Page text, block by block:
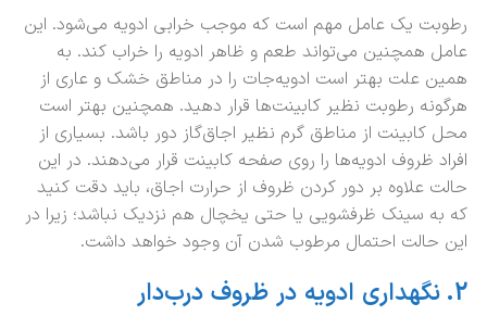
رطوبت یک عامل مهم‌ است که موجب خرابی ادویه می‌شود. این
عامل همچنین می‌تواند طعم و ظاهر ادویه را خراب کند. به
همین علت بهتر است ادویه‌جات را در مناطق خشک و عاری از
هرگونه رطوبت نظیر کابینت‌ها قرار دهید. همچنین بهتر است
محل کابینت از مناطق گرم نظیر اجاق‌گاز دور باشد. بسیاری از
افراد ظروف ادویه‌ها را روی صفحه کابینت قرار می‌دهند. در این
حالت علاوه بر دور کردن ظروف از حرارت اجاق، باید دقت کنید
که به سینک ظرفشویی یا حتی یخچال هم نزدیک نباشد؛ زیرا در
این حالت احتمال مرطوب شدن آن وجود خواهد داشت.
2. نگهداری ادویه در ظروف درب‌دار